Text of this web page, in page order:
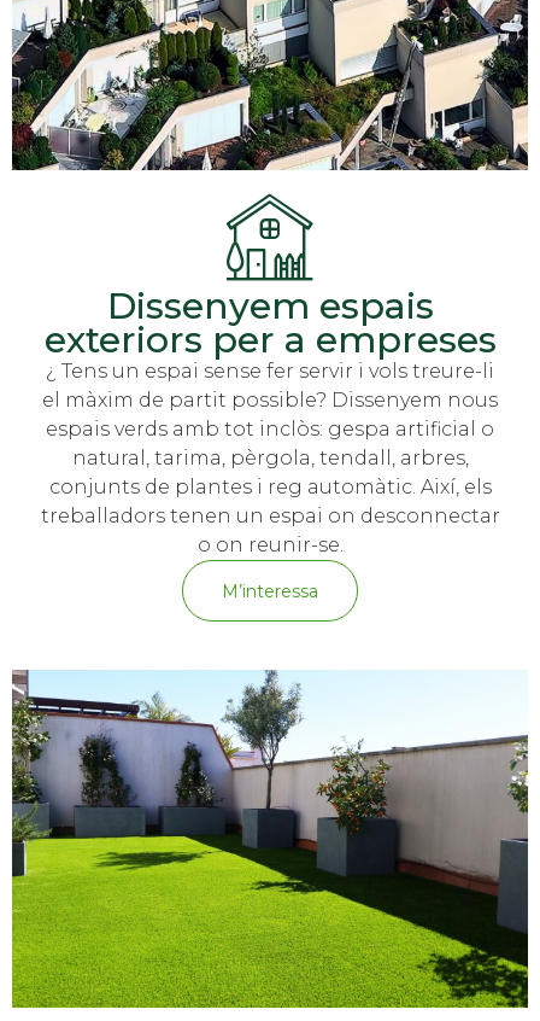
Dissenyem espais
exteriors per a empreses
¿ Tens un espai sense fer servir i vols treure-li
el màxim de partit possible? Dissenyem nous
espais verds amb tot inclòs: gespa artificial o
natural, tarima, pèrgola, tendall, arbres,
conjunts de plantes i reg automàtic. Així, els
treballadors tenen un espai on desconnectar
o on reunir-se.
M’interessa